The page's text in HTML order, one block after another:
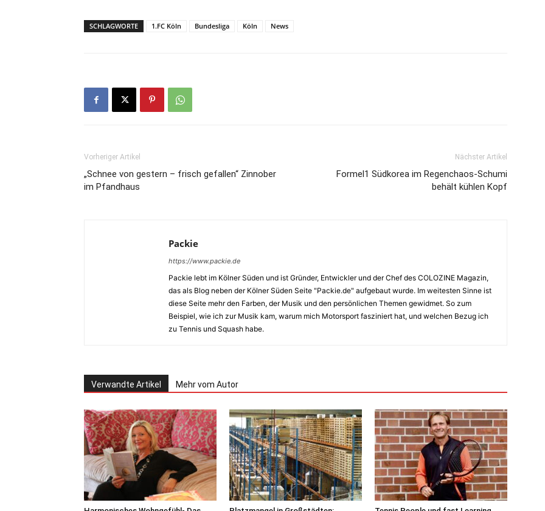
SCHLAGWORTE 1.FC Köln Bundesliga Köln News
Vorheriger Artikel
„Schnee von gestern – frisch gefallen“ Zinnober
im Pfandhaus
Nächster Artikel
Formel1 Südkorea im Regenchaos-Schumi
behält kühlen Kopf
Packie
https://www.packie.de
Packie lebt im Kölner Süden und ist Gründer, Entwickler und der Chef des COLOZINE Magazin,
das als Blog neben der Kölner Süden Seite "Packie.de" aufgebaut wurde. Im weitesten Sinne ist
diese Seite mehr den Farben, der Musik und den persönlichen Themen gewidmet. So zum
Beispiel, wie ich zur Musik kam, warum mich Motorsport fasziniert hat, und welchen Bezug ich
zu Tennis und Squash habe.
Verwandte Artikel Mehr vom Autor